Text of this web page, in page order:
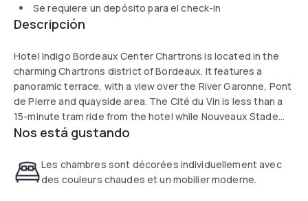
Se requiere un depósito para el check-in
Descripción
Hotel Indigo Bordeaux Center Chartrons is located in the
charming Chartrons district of Bordeaux. It features a
panoramic terrace, with a view over the River Garonne, Pont
de Pierre and quayside area. The Cité du Vin is less than a
15-minute tram ride from the hotel while Nouveaux Stade
Bordeaux is 4.3 mi away.
Guest rooms at Hotel Indigo Bordeaux Center Chartrons
are air-conditioned. They are equipped with a mini-bar, flat-
Nos está gustando
Les chambres sont décorées individuellement avec
des couleurs chaudes et un mobilier moderne.